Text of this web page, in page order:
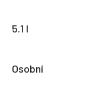
5.1 l
Osobní